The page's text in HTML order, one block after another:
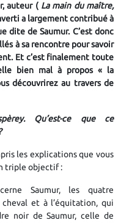
auteur ( La main du maître,
a largement contribué à
dite de Saumur. C’est donc
à sa rencontre pour savoir
Et c’est finalement toute
bien mal à propos « la
découvrirez au travers de
Qu’est-ce que ce
les explications que vous
triple objectif :
Saumur, les quatre
et à l’équitation, qui
noir de Saumur, celle de